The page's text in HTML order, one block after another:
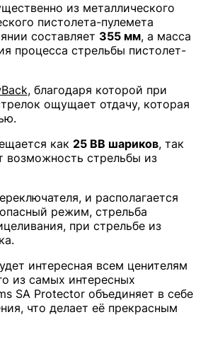
из металлического
пистолета-пулемета
составляет 355 мм, а масса
процесса стрельбы пистолет-
, благодаря которой при
ощущает отдачу, которая
как 25 BB шариков, так
возможность стрельбы из
и располагается
режим, стрельба
при стрельбе из
интересная всем ценителям
из самых интересных
SA Protector объединяет в себе
что делает её прекрасным